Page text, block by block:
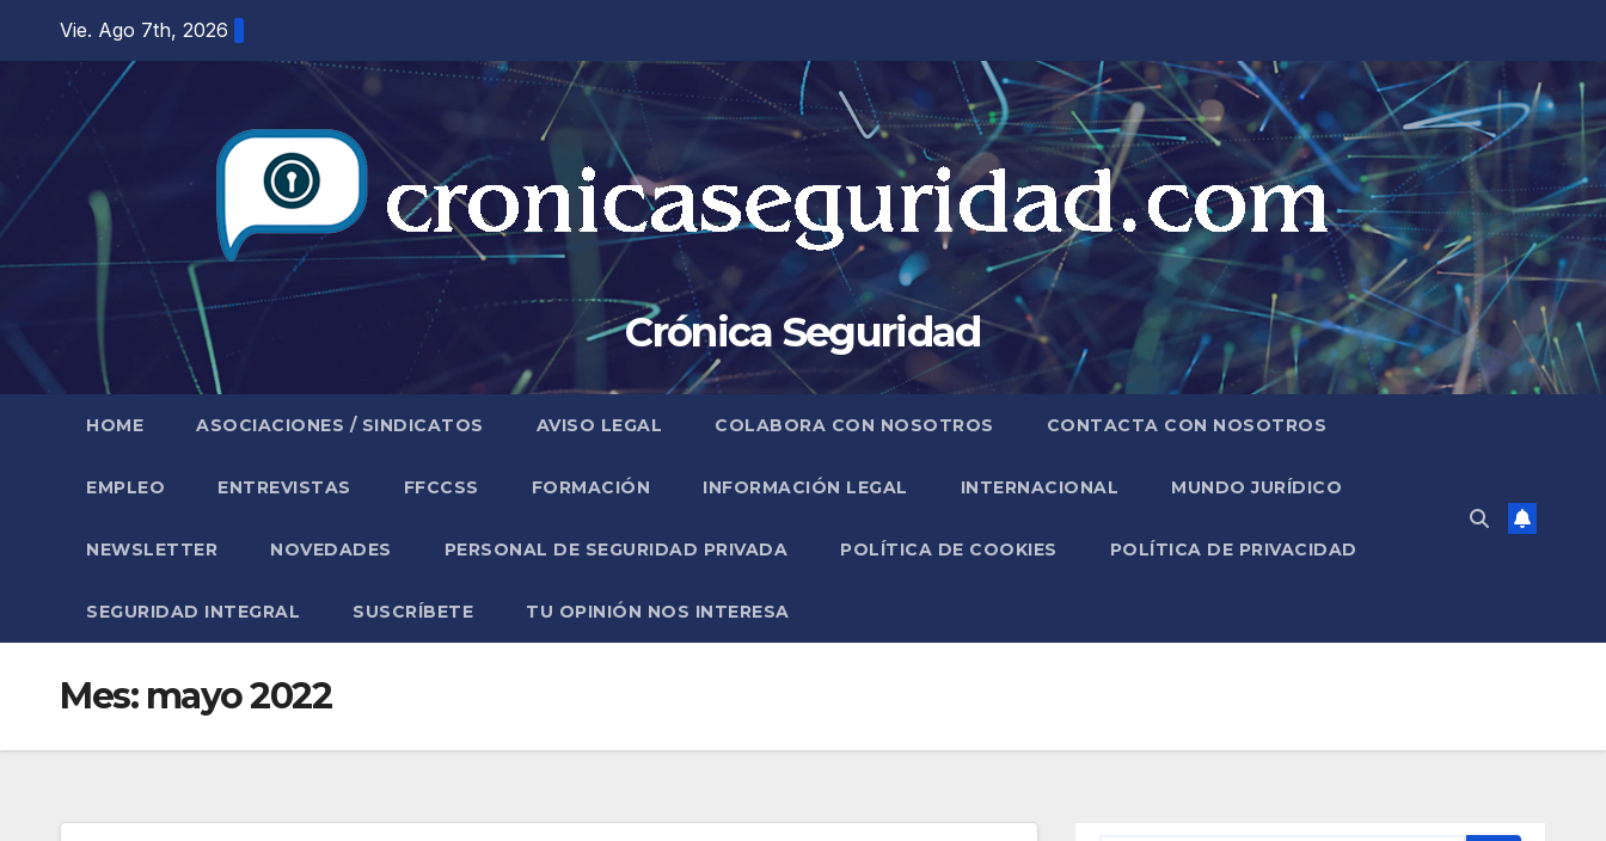
contenido
Vie. Ago 7th, 2026
Crónica Seguridad
HOME ASOCIACIONES / SINDICATOS AVISO LEGAL COLABORA CON NOSOTROS CONTACTA CON NOSOTROS
EMPLEO ENTREVISTAS FFCCSS FORMACIÓN INFORMACIÓN LEGAL INTERNACIONAL MUNDO JURÍDICO
NEWSLETTER NOVEDADES PERSONAL DE SEGURIDAD PRIVADA POLÍTICA DE COOKIES POLÍTICA DE PRIVACIDAD
SEGURIDAD INTEGRAL SUSCRÍBETE TU OPINIÓN NOS INTERESA
Mes: mayo 2022